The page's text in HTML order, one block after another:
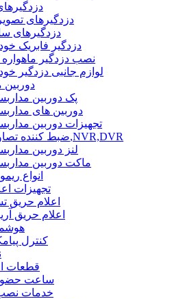
دزدگیرهای
دزدگیرهای
دزدگیر فابریک
نصب دزدگیر
لوازم جانبی دزدگیر
دوربین
پک دوربین
دوربین های
تجهیزات دوربین
ضبط کننده تصاویر,NVR,DVR
لنز دوربین
ماکت دوربین
انواع
تجهیزات
اعلام حریق
اعلام حریق
کنترل
قطعات
ساعت
خدمات نصب